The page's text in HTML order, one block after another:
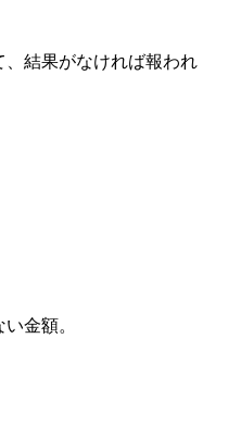
、結果がなければ報われ
金額。